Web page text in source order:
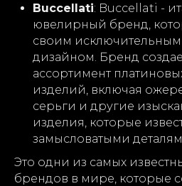
Buccellati: Buccellati -
ювелирный бренд,
своим исключительным
дизайном. Бренд
ассортимент
изделий, включая
серьги и другие
изделия, которые
замысловатыми
Это одни из самых
брендов в мире, которые